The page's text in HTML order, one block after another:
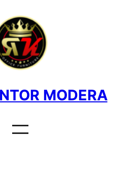
MODERA